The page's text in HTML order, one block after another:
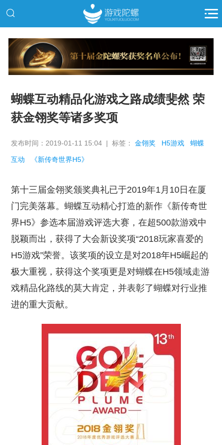
推广
蝴蝶互动精品化游戏之路成绩斐然 荣
获金翎奖等诸多奖项
发布时间：2019-01-11 15:04 | 标签：金翎奖 H5游戏 蝴蝶
互动 《新传奇世界H5》
第十三届金翎奖颁奖典礼已于2019年1月10日在厦
门完美落幕。蝴蝶互动精心打造的新作《新传奇世
界H5》参选本届游戏评选大赛，在超500款游戏中
脱颖而出，获得了大会新设奖项“2018玩家喜爱的
H5游戏”荣誉。该奖项的设立是对2018年H5崛起的
极大重视，获得这个奖项更是对蝴蝶在H5领域走游
戏精品化路线的莫大肯定，并表彰了蝴蝶对行业推
进的重大贡献。